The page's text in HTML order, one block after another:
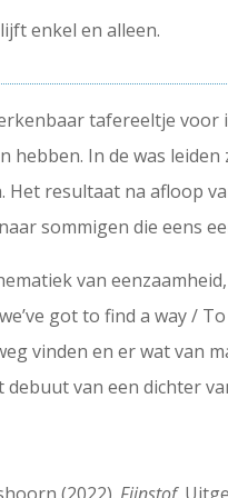
enkel en alleen.
tafereeltje voor
hebben. In de was
Het resultaat na afloop
sommigen die eens
van
got to find a way /
vinden en er wat van
debuut van een dichter